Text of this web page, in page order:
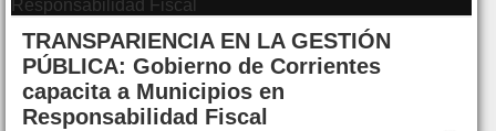
TRANSPARIENCIA EN LA GESTIÓN
PÚBLICA: Gobierno de Corrientes
capacita a Municipios en
Responsabilidad Fiscal